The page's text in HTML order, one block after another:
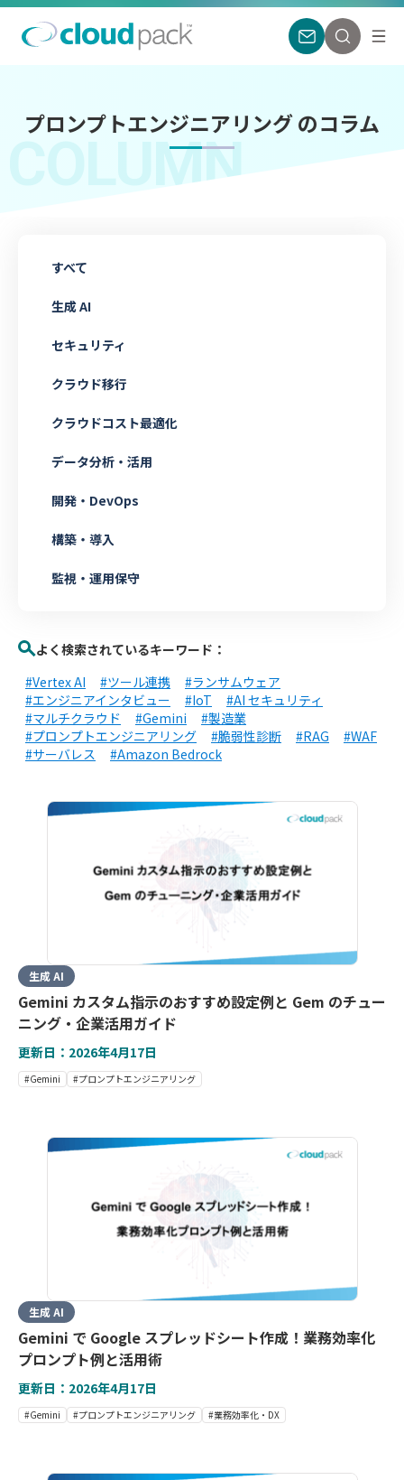
プロンプトエンジニアリング のコラム
COLUMN
すべて
生成 AI
セキュリティ
クラウド移行
クラウドコスト最適化
データ分析・活用
開発・DevOps
構築・導入
監視・運用保守
よく検索されているキーワード：
#Vertex AI
#ツール連携
#ランサムウェア
#エンジニアインタビュー
#IoT
#AI セキュリティ
#マルチクラウド
#Gemini
#製造業
#プロンプトエンジニアリング
#脆弱性診断 #RAG
#WAF
#サーバレス
#Amazon Bedrock
生成 AI
Gemini カスタム指示のおすすめ設定例と Gem のチュー
ニング・企業活用ガイド
更新日：2026年4月17日
#Gemini #プロンプトエンジニアリング
生成 AI
Gemini で Google スプレッドシート作成！業務効率化
プロンプト例と活用術
更新日：2026年4月17日
#Gemini #プロンプトエンジニアリング #業務効率化・DX